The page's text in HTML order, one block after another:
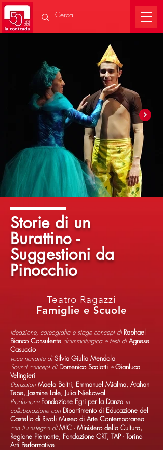
Storie di un
Burattino -
Suggestioni da
Pinocchio
Famiglie e Scuole
Teatro Ragazzi
ideazione, coreografia e stage concept di Raphael
Bianco Consulente drammaturgica e testi diAgnese
Casuccio
voce narrante diSilvia Giulia Mendola
Sound concept di Domenico Scalatti eGianluca
Velingieri
DanzatoriMaela Boltri, Emmanuel Mialma, Atahan
Tepe, Jasmine Lale, Julia Niekowal
Produzione Fondazione Egri per la Danza in
collaborazione con Dipartimento di Educazione del
Castello di Rivoli Museo di Arte Contemporanea
con il sostegno di MIC - Ministero della Cultura,
Regione Piemonte, Fondazione CRT, TAP - Torino
Arti Performative